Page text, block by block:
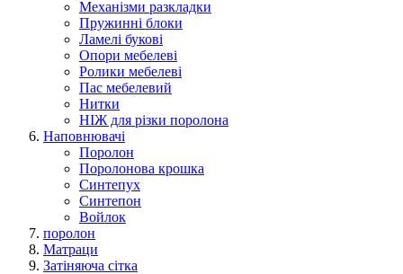
Механізми разкладки
Пружинні блоки
Ламелі букові
Опори мебелеві
Ролики мебелеві
Пас мебелевий
Нитки
НІЖ для різки поролона
Наповнювачі
Поролон
Поролонова крошка
Синтепух
Синтепон
Войлок
поролон
Матраци
Затіняюча сітка